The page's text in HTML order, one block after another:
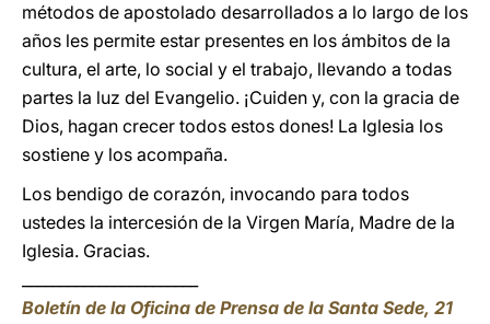
métodos de apostolado desarrollados a lo largo de los
años les permite estar presentes en los ámbitos de la
cultura, el arte, lo social y el trabajo, llevando a todas
partes la luz del Evangelio. ¡Cuiden y, con la gracia de
Dios, hagan crecer todos estos dones! La Iglesia los
sostiene y los acompaña.
Los bendigo de corazón, invocando para todos
ustedes la intercesión de la Virgen María, Madre de la
Iglesia. Gracias.
Boletín de la Oficina de Prensa de la Santa Sede, 21